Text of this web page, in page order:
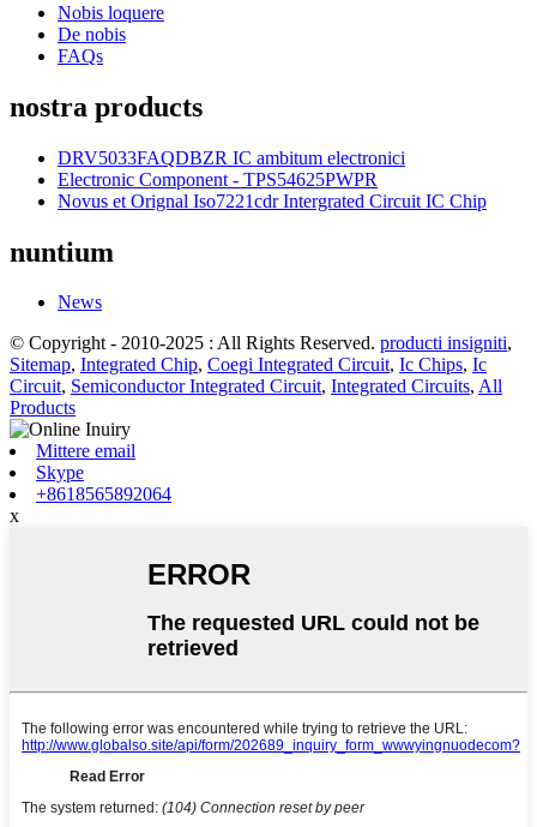
Nobis loquere
De nobis
FAQs
nostra products
DRV5033FAQDBZR IC ambitum electronici
Electronic Component - TPS54625PWPR
Novus et Orignal Iso7221cdr Intergrated Circuit IC Chip
nuntium
News
© Copyright - 2010-2025 : All Rights Reserved. producti insigniti,
Sitemap, Integrated Chip, Coegi Integrated Circuit, Ic Chips, Ic
Circuit, Semiconductor Integrated Circuit, Integrated Circuits, All
Products
Mittere email
Skype
+8618565892064
x